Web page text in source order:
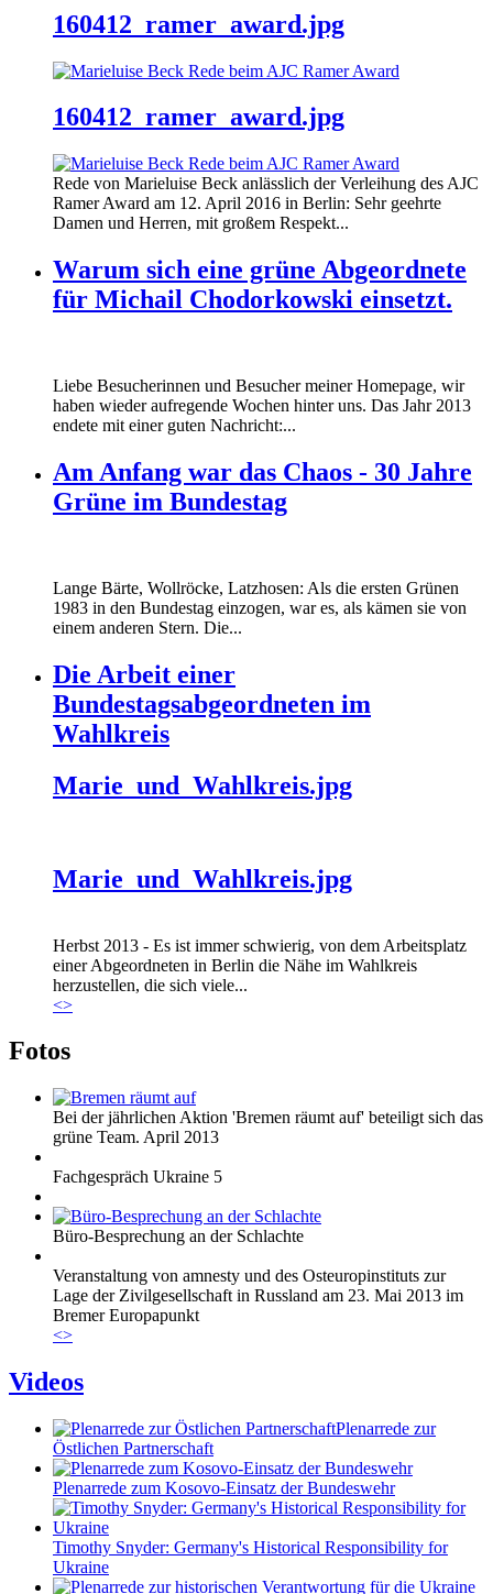
160412_ramer_award.jpg
160412_ramer_award.jpg
Rede von Marieluise Beck anlässlich der Verleihung des AJC
Ramer Award am 12. April 2016 in Berlin: Sehr geehrte
Damen und Herren, mit großem Respekt...
Warum sich eine grüne Abgeordnete
für Michail Chodorkowski einsetzt.
Liebe Besucherinnen und Besucher meiner Homepage, wir
haben wieder aufregende Wochen hinter uns. Das Jahr 2013
endete mit einer guten Nachricht:...
Am Anfang war das Chaos - 30 Jahre
Grüne im Bundestag
Lange Bärte, Wollröcke, Latzhosen: Als die ersten Grünen
1983 in den Bundestag einzogen, war es, als kämen sie von
einem anderen Stern. Die...
Die Arbeit einer
Bundestagsabgeordneten im
Wahlkreis
Marie_und_Wahlkreis.jpg
Marie_und_Wahlkreis.jpg
Herbst 2013 - Es ist immer schwierig, von dem Arbeitsplatz
einer Abgeordneten in Berlin die Nähe im Wahlkreis
herzustellen, die sich viele...
<>
Fotos
Bei der jährlichen Aktion 'Bremen räumt auf' beteiligt sich das
grüne Team. April 2013
Fachgespräch Ukraine 5
Büro-Besprechung an der Schlachte
Veranstaltung von amnesty und des Osteuropinstituts zur
Lage der Zivilgesellschaft in Russland am 23. Mai 2013 im
Bremer Europapunkt
<>
Videos
Plenarrede zur
Östlichen Partnerschaft
Plenarrede zum Kosovo-Einsatz der Bundeswehr
Timothy Snyder: Germany's Historical Responsibility for
Ukraine